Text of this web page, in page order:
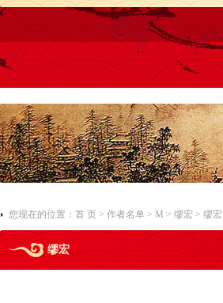
您现在的位置： 首 页 > 作者名单 > M > 缪宏 > 缪
缪宏